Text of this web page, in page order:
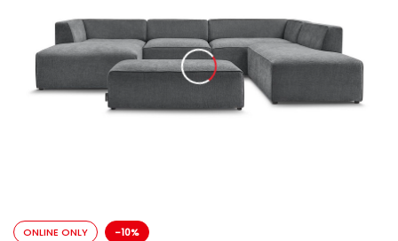
ONLINE ONLY -10%